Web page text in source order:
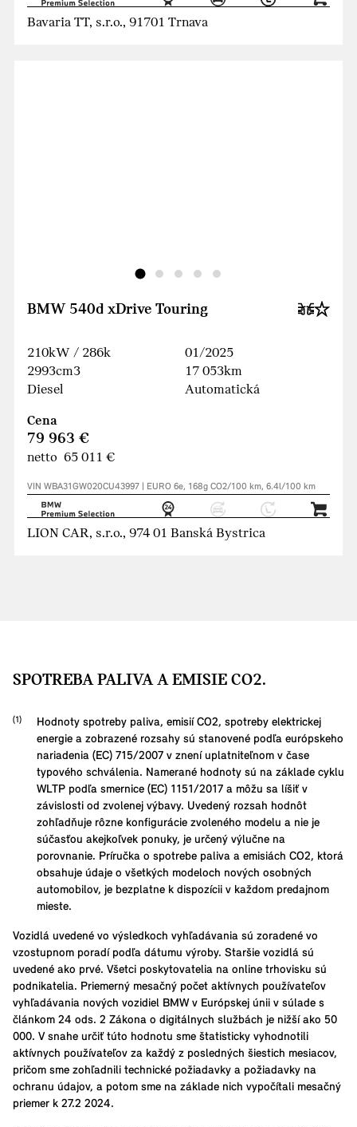
Bavaria TT, s.r.o., 91701 Trnava
BMW 540d xDrive Touring
210kW / 286k
2993cm3
Diesel
01/2025
17 053km
Automatická
Cena
79 963 €
netto 65 011 €
VIN WBA31GW020CU43997 | EURO 6e, 168g CO2/100 km, 6.4l/100 km
LION CAR, s.r.o., 974 01 Banská Bystrica
SPOTREBA PALIVA A EMISIE CO2.
Hodnoty spotreby paliva, emisií CO2, spotreby elektrickej
energie a zobrazené rozsahy sú stanovené podľa európskeho
nariadenia (EC) 715/2007 v znení uplatniteľnom v čase
typového schválenia. Namerané hodnoty sú na základe cyklu
WLTP podľa smernice (EC) 1151/2017 a môžu sa líšiť v
závislosti od zvolenej výbavy. Uvedený rozsah hodnôt
zohľadňuje rôzne konfigurácie zvoleného modelu a nie je
súčasťou akejkoľvek ponuky, je určený výlučne na
porovnanie. Príručka o spotrebe paliva a emisiách CO2, ktorá
obsahuje údaje o všetkých modeloch nových osobných
automobilov, je bezplatne k dispozícii v každom predajnom
mieste.
Vozidlá uvedené vo výsledkoch vyhľadávania sú zoradené vo
vzostupnom poradí podľa dátumu výroby. Staršie vozidlá sú
uvedené ako prvé. Všetci poskytovatelia na online trhovisku sú
podnikatelia. Priemerný mesačný počet aktívnych používateľov
vyhľadávania nových vozidiel BMW v Európskej únii v súlade s
článkom 24 ods. 2 Zákona o digitálnych službách je nižší ako 50
000. V snahe určiť túto hodnotu sme štatisticky vyhodnotili
aktívnych používateľov za každý z posledných šiestich mesiacov,
pričom sme zohľadnili technické požiadavky a požiadavky na
ochranu údajov, a potom sme na základe nich vypočítali mesačný
priemer k 27.2 2024.